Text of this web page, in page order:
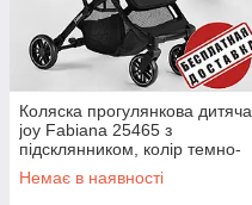
Коляска прогулянкова дитяча
joy Fabiana 25465 з
підсклянником, колір темно-
синій
Немає в наявності